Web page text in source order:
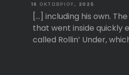
16 ΟΚΤΩΒΡΊΟΥ, 2025
[…] including his own.
that went inside quickly
called Rollin’ Under,